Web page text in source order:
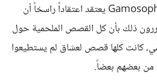
اليوم المصاب ب Gamosophobia يعتقد اعتقاداً راسخاً أن
ذلك بأن كل القصص الملحمية حول
كانت كلها قصص لعشاق لم يستطيعوا
من بعضهم بعضاً.